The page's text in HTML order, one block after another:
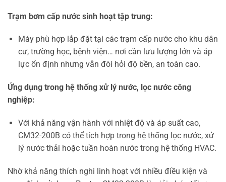
Trạm bơm cấp nước sinh hoạt tập trung:
Máy phù hợp lắp đặt tại các trạm cấp nước cho khu dân
cư, trường học, bệnh viện… nơi cần lưu lượng lớn và áp
lực ổn định nhưng vẫn đòi hỏi độ bền, an toàn cao.
Ứng dụng trong hệ thống xử lý nước, lọc nước công
nghiệp:
Với khả năng vận hành với nhiệt độ và áp suất cao,
CM32-200B có thể tích hợp trong hệ thống lọc nước, xử
lý nước thải hoặc tuần hoàn nước trong hệ thống HVAC.
Nhờ khả năng thích nghi linh hoạt với nhiều điều kiện và